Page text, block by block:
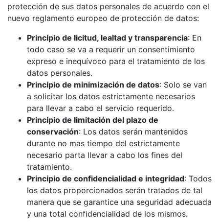
protección de sus datos personales de acuerdo con el
nuevo reglamento europeo de protección de datos:
Principio de licitud, lealtad y transparencia: En
todo caso se va a requerir un consentimiento
expreso e inequívoco para el tratamiento de los
datos personales.
Principio de minimización de datos: Solo se van
a solicitar los datos estrictamente necesarios
para llevar a cabo el servicio requerido.
Principio de limitación del plazo de
conservación: Los datos serán mantenidos
durante no mas tiempo del estrictamente
necesario parta llevar a cabo los fines del
tratamiento.
Principio de confidencialidad e integridad: Todos
los datos proporcionados serán tratados de tal
manera que se garantice una seguridad adecuada
y una total confidencialidad de los mismos.